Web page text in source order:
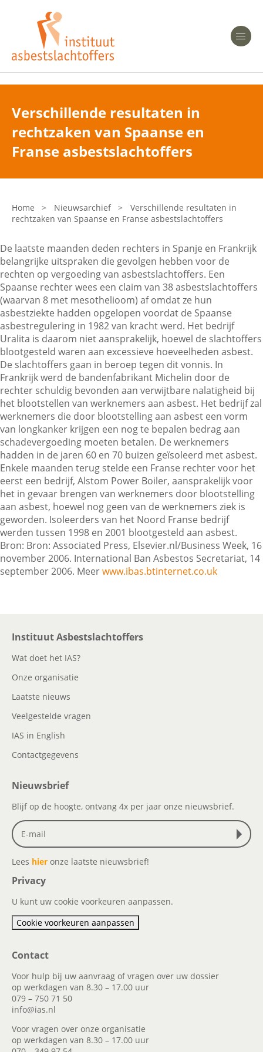
Heeft u Mesothelioom?
Heeft u Asbestose?
Bent u arts?
Bent u werkgever of verzekeraar?
Asbest en Gezondheid
Laatste nieuws
Onze organisatie
Veelgestelde vragen
Contactgegevens
Zoeken
Verschillende resultaten in
rechtzaken van Spaanse en
Franse asbestslachtoffers
Home > Nieuwsarchief >
Verschillende resultaten in
rechtzaken van Spaanse en Franse asbestslachtoffers
De laatste maanden deden rechters in Spanje en Frankrijk
belangrijke uitspraken die gevolgen hebben voor de
rechten op vergoeding van asbestslachtoffers. Een
Spaanse rechter wees een claim van 38 asbestslachtoffers
(waarvan 8 met mesothelioom) af omdat ze hun
asbestziekte hadden opgelopen voordat de Spaanse
asbestregulering in 1982 van kracht werd. Het bedrijf
Uralita is daarom niet aansprakelijk, hoewel de slachtoffers
blootgesteld waren aan excessieve hoeveelheden asbest.
De slachtoffers gaan in beroep tegen dit vonnis. In
Frankrijk werd de bandenfabrikant Michelin door de
rechter schuldig bevonden aan verwijtbare nalatigheid bij
het blootstellen van werknemers aan asbest. Het bedrijf zal
werknemers die door blootstelling aan asbest een vorm
van longkanker krijgen een nog te bepalen bedrag aan
schadevergoeding moeten betalen. De werknemers
hadden in de jaren 60 en 70 buizen geïsoleerd met asbest.
Enkele maanden terug stelde een Franse rechter voor het
eerst een bedrijf, Alstom Power Boiler, aansprakelijk voor
het in gevaar brengen van werknemers door blootstelling
aan asbest, hoewel nog geen van de werknemers ziek is
geworden. Isoleerders van het Noord Franse bedrijf
werden tussen 1998 en 2001 blootgesteld aan asbest.
Bron: Bron: Associated Press, Elsevier.nl/Business Week, 16
november 2006. International Ban Asbestos Secretariat, 14
september 2006. Meerwww.ibas.btinternet.co.uk
Instituut Asbestslachtoffers
Wat doet het IAS?
Onze organisatie
Laatste nieuws
Veelgestelde vragen
IAS in English
Contactgegevens
Nieuwsbrief
Blijf op de hoogte, ontvang 4x per jaar onze nieuwsbrief.
Lees hier onze laatste nieuwsbrief!
Privacy
U kunt uw cookie voorkeuren aanpassen.
Cookie voorkeuren aanpassen
Contact
Voor hulp bij uw aanvraag of vragen over uw dossier
op werkdagen van 8.30 – 17.00 uur
079 – 750 71 50
info@ias.nl
Voor vragen over onze organisatie
op werkdagen van 8.30 – 17.00 uur